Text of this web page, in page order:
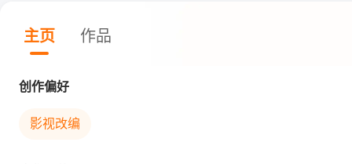
主页 作品
创作偏好
影视改编